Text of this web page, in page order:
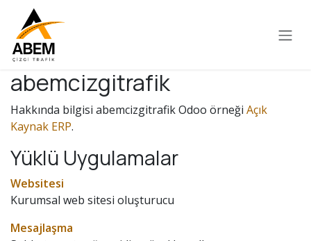
İçereği Atla
abemcizgitrafik
Hakkında bilgisi abemcizgitrafik Odoo örneği Açık
Kaynak ERP.
Yüklü Uygulamalar
Websitesi
Kurumsal web sitesi oluşturucu
Mesajlaşma